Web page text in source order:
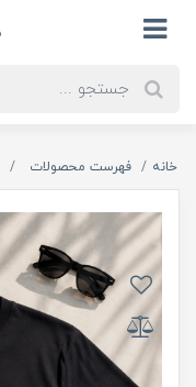
خانه فهرست محصولات